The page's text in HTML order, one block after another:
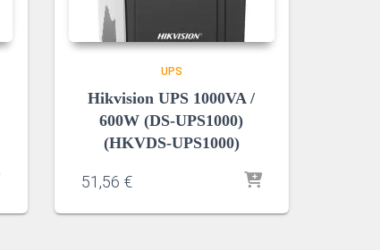
UPS
Hikvision UPS 1000VA /
600W (DS-UPS1000)
(HKVDS-UPS1000)
51,56 €